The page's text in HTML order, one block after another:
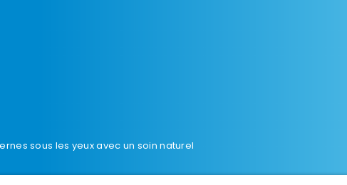
sous les yeux avec un soin naturel